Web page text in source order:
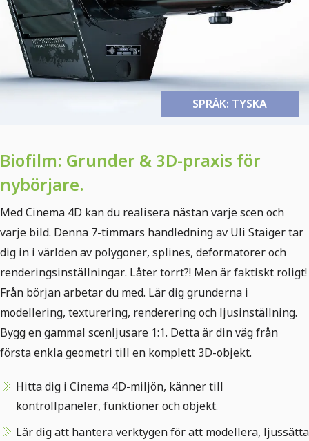
SPRÅK: TYSKA
SPRÅK: TYSKA
Biofilm: Grunder & 3D-praxis för
nybörjare.
Med Cinema 4D kan du realisera nästan varje scen och
varje bild. Denna 7-timmars handledning av Uli Staiger tar
dig in i världen av polygoner, splines, deformatorer och
renderingsinställningar. Låter torrt?! Men är faktiskt roligt!
Från början arbetar du med. Lär dig grunderna i
modellering, texturering, renderering och ljusinställning.
Bygg en gammal scenljusare 1:1. Detta är din väg från
första enkla geometri till en komplett 3D-objekt.​
Hitta dig i Cinema 4D-miljön, känner till
kontrollpaneler, funktioner och objekt.
Lär dig att hantera verktygen för att modellera, ljussätta